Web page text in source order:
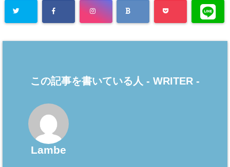
この記事を書いている人 - WRITER -
Lambe